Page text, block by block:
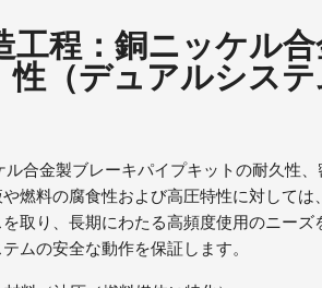
工程：銅ニッケル
性（デュアルシス
合金製ブレーキパイプキットの耐久性
燃料の腐食性および高圧特性に対して
取り、長期にわたる高頻度使用のニー
ムの安全な動作を保証します。